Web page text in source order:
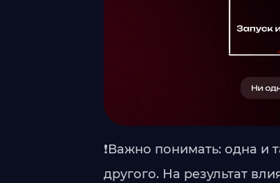
❗Важно понимать: одна и
другого. На результат